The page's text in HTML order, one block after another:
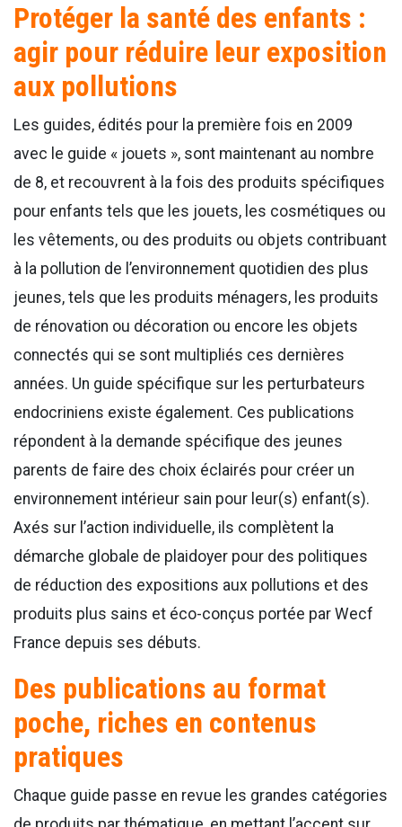
Protéger la santé des enfants :
agir pour réduire leur exposition
aux pollutions
Les guides, édités pour la première fois en 2009
avec le guide « jouets », sont maintenant au nombre
de 8, et recouvrent à la fois des produits spécifiques
pour enfants tels que les jouets, les cosmétiques ou
les vêtements, ou des produits ou objets contribuant
à la pollution de l’environnement quotidien des plus
jeunes, tels que les produits ménagers, les produits
de rénovation ou décoration ou encore les objets
connectés qui se sont multipliés ces dernières
années. Un guide spécifique sur les perturbateurs
endocriniens existe également. Ces publications
répondent à la demande spécifique des jeunes
parents de faire des choix éclairés pour créer un
environnement intérieur sain pour leur(s) enfant(s).
Axés sur l’action individuelle, ils complètent la
démarche globale de plaidoyer pour des politiques
de réduction des expositions aux pollutions et des
produits plus sains et éco-conçus portée par Wecf
France depuis ses débuts.
Des publications au format
poche, riches en contenus
pratiques
Chaque guide passe en revue les grandes catégories